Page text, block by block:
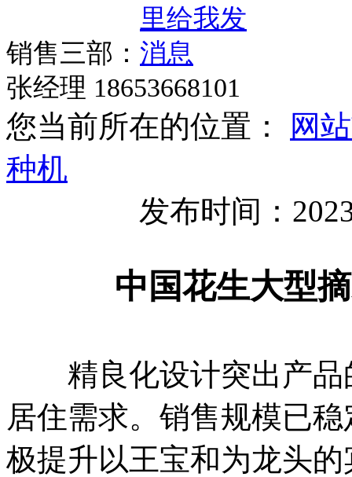
销售三部：
张经理 18653668101
您当前所在的位置：
网
种机
发布时间：
中国花生大型
精良化设计突出产品
居住需求。销售规模已
极提升以王宝和为龙头